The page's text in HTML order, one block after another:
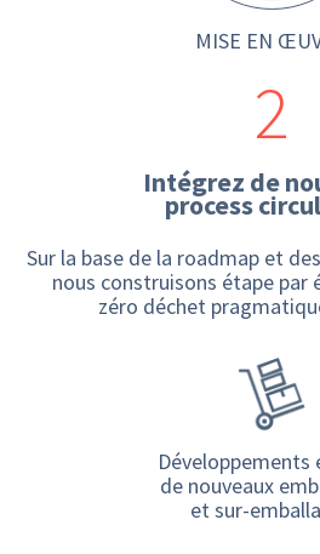
MISE EN
2
Intégrez de
process
Sur la base de la roadmap et
nous construisons étape par
zéro déchet
Développements
de nouveaux
et sur-